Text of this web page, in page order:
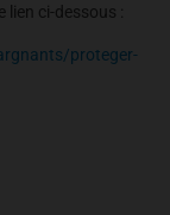
lien ci-dessous :
proteger-